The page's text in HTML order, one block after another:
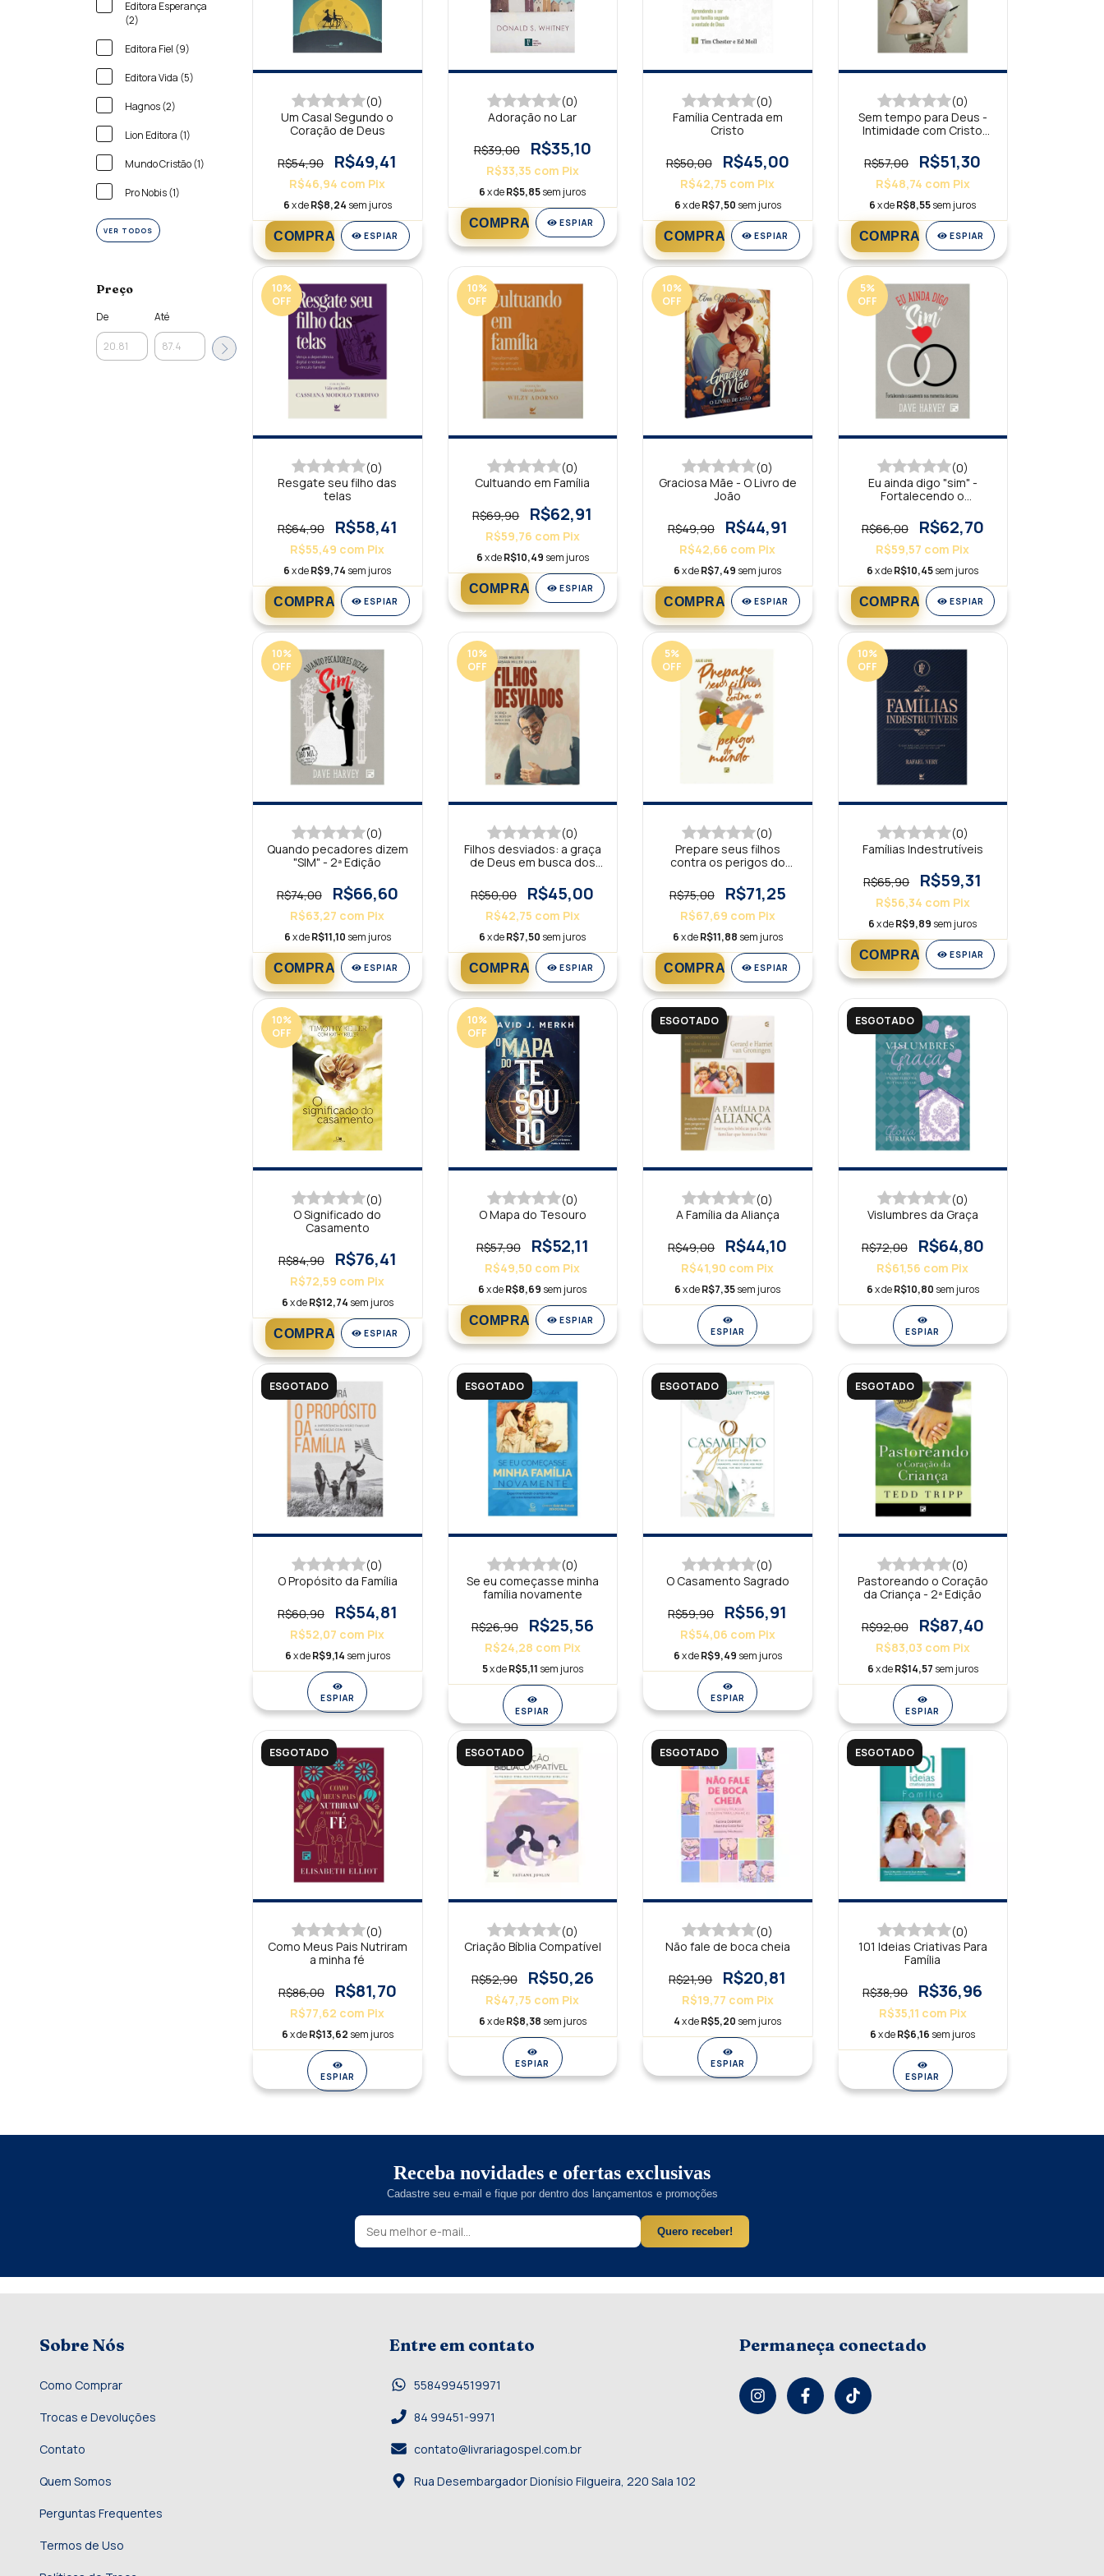
Editora Esperança
(2)
Editora Fiel (9)
Editora Vida (5)
Hagnos (2)
Lion Editora (1)
Mundo Cristão (1)
Pro Nobis (1)
VER TODOS
Preço
De Até
(0)
Um Casal Segundo o
Coração de Deus
R$54,90 R$49,41
R$46,94 com Pix
6x deR$8,24 sem juros
ESPIAR
(0)
Adoração no Lar
R$39,00 R$35,10
R$33,35 com Pix
6x deR$5,85sem juros
ESPIAR
(0)
Família Centrada em
Cristo
R$50,00 R$45,00
R$42,75 com Pix
6x deR$7,50 sem juros
ESPIAR
(0)
Sem tempo para Deus -
Intimidade com Cristo
R$57,00
R$51,30
R$48,74 com Pix
6x deR$8,55sem juros
ESPIAR
10%
OFF
(0)
Resgate seu filho das
telas
R$64,90 R$58,41
R$55,49 com Pix
6x deR$9,74 sem juros
ESPIAR
10%
OFF
(0)
Cultuando em Família
R$69,90 R$62,91
R$59,76 com Pix
6x deR$10,49 sem juros
ESPIAR
10%
OFF
(0)
Graciosa Mãe - O Livro de
João
R$49,90 R$44,91
R$42,66 com Pix
6x deR$7,49 sem juros
ESPIAR
5%
OFF
(0)
Eu ainda digo "sim" -
Fortalecendo o
momentos decisivos
R$66,00 R$62,70
R$59,57 com Pix
6x deR$10,45sem juros
ESPIAR
10%
OFF
(0)
Quando pecadores dizem
"SIM" - 2ª Edição
R$74,00 R$66,60
R$63,27 com Pix
6x deR$11,10 sem juros
ESPIAR
10%
OFF
(0)
Filhos desviados: a graça
de Deus em busca dos
R$50,00
R$45,00
R$42,75 com Pix
6x deR$7,50 sem juros
ESPIAR
5%
OFF
(0)
Prepare seus filhos
contra os perigos do
R$75,00
R$71,25
R$67,69 com Pix
6x deR$11,88 sem juros
ESPIAR
10%
OFF
(0)
Famílias Indestrutíveis
R$65,90 R$59,31
R$56,34 com Pix
6x deR$9,89 sem juros
ESPIAR
10%
OFF
(0)
O Significado do
Casamento
R$84,90 R$76,41
R$72,59 com Pix
6x deR$12,74 sem juros
ESPIAR
10%
OFF
(0)
O Mapa do Tesouro
R$57,90 R$52,11
R$49,50 com Pix
6x deR$8,69 sem juros
ESPIAR
ESGOTADO
(0)
A Família da Aliança
R$49,00 R$44,10
R$41,90 com Pix
6x deR$7,35sem juros
ESPIAR
ESGOTADO
(0)
Vislumbres da Graça
R$72,00 R$64,80
R$61,56 com Pix
6x deR$10,80 sem juros
ESPIAR
ESGOTADO
(0)
O Propósito da Família
R$60,90 R$54,81
R$52,07 com Pix
6x deR$9,14 sem juros
ESPIAR
ESGOTADO
(0)
Se eu começasse minha
família novamente
R$26,90 R$25,56
R$24,28 com Pix
5x deR$5,11 sem juros
ESPIAR
ESGOTADO
(0)
O Casamento Sagrado
R$59,90 R$56,91
R$54,06 com Pix
6x deR$9,49 sem juros
ESPIAR
ESGOTADO
(0)
Pastoreando o Coração
da Criança - 2ª Edição
R$92,00 R$87,40
R$83,03 com Pix
6x deR$14,57 sem juros
ESPIAR
ESGOTADO
(0)
Como Meus Pais Nutriram
a minha fé
R$86,00 R$81,70
R$77,62 com Pix
6x deR$13,62 sem juros
ESPIAR
ESGOTADO
(0)
Criação Bíblia Compatível
R$52,90 R$50,26
R$47,75 com Pix
6x deR$8,38 sem juros
ESPIAR
ESGOTADO
(0)
Não fale de boca cheia
R$21,90 R$20,81
R$19,77 com Pix
4x deR$5,20 sem juros
ESPIAR
ESGOTADO
(0)
101 Ideias Criativas Para
Família
R$38,90 R$36,96
R$35,11 com Pix
6x deR$6,16 sem juros
ESPIAR
Receba novidades e ofertas exclusivas
Cadastre seu e-mail e fique por dentro dos lançamentos e promoções
Quero receber!
Sobre Nós
Como Comprar
Trocas e Devoluções
Contato
Quem Somos
Perguntas Frequentes
Termos de Uso
Entre em contato
5584994519971
84 99451-9971
contato@livrariagospel.com.br
Rua Desembargador Dionísio Filgueira, 220 Sala 102
Permaneça conectado